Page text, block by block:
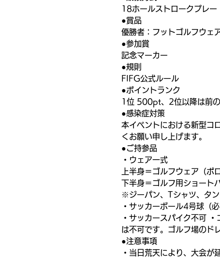
18ホールストロークプレー
●賞品
優勝者：フットゴルフウェ
●参加賞
記念マーカー
●規則
FIFG公式ルール
●ポイントランク
1位 500pt、2位以降は前
●感染症対策
本イベントにおける新型コ
くお願い申し上げます。
●ご持参品
・ウェア一式
上半身＝ゴルフウェア（ポ
下半身＝ゴルフ用ショート
※ジーパン、Tシャツ、タ
・サッカーボール4号球（
・サッカースパイク不可
は不可です。ゴルフ場のド
●注意事項
・当日荒天により、大会が